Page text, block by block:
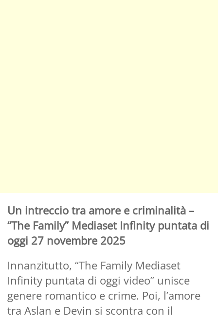
Un intreccio tra amore e criminalità –
“The Family” Mediaset Infinity puntata di
oggi 27 novembre 2025
Innanzitutto, “The Family Mediaset
Infinity puntata di oggi video” unisce
genere romantico e crime. Poi, l’amore
tra Aslan e Devin si scontra con il